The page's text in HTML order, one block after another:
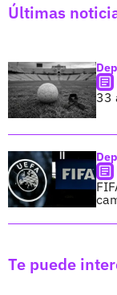
Últimas
33
Te puede